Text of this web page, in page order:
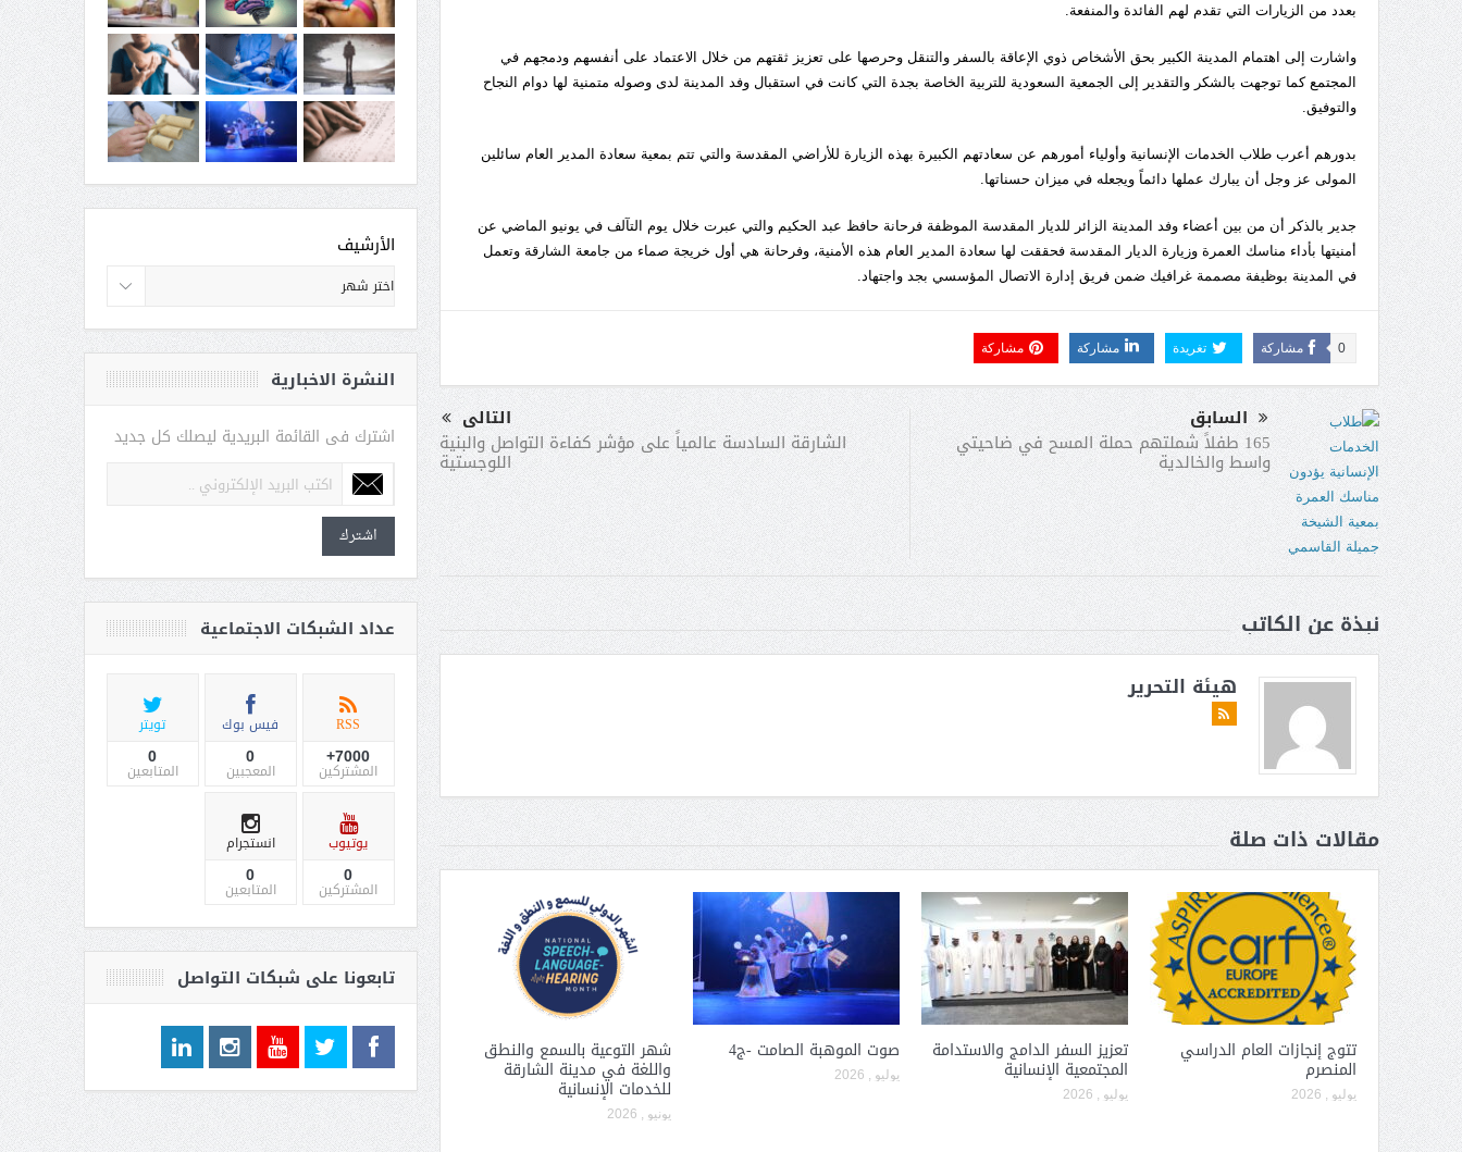
بعدد من الزيارات التي تقدم لهم الفائدة والمنفعة.
واشارت إلى اهتمام المدينة الكبير بحق الأشخاص ذوي الإعاقة بالسفر والتنقل وحرصها على تعزيز ثقتهم من خلال الاعتماد على أنفسهم ودمجهم في
المجتمع كما توجهت بالشكر والتقدير إلى الجمعية السعودية للتربية الخاصة بجدة التي كانت في استقبال وفد المدينة لدى وصوله متمنية لها دوام النجاح
والتوفيق.
بدورهم أعرب طلاب الخدمات الإنسانية وأولياء أمورهم عن سعادتهم الكبيرة بهذه الزيارة للأراضي المقدسة والتي تتم بمعية سعادة المدير العام سائلين
المولى عز وجل أن يبارك عملها دائماً ويجعله في ميزان حسناتها.
جدير بالذكر أن من بين أعضاء وفد المدينة الزائر للديار المقدسة الموظفة فرحانة حافظ عبد الحكيم والتي عبرت خلال يوم التآلف في يونيو الماضي عن
أمنيتها بأداء مناسك العمرة وزيارة الديار المقدسة فحققت لها سعادة المدير العام هذه الأمنية، وفرحانة هي أول خريجة صماء من جامعة الشارقة وتعمل
في المدينة بوظيفة مصممة غرافيك ضمن فريق إدارة الاتصال المؤسسي بجد واجتهاد.
مشاركة 0 تغريدة مشاركة مشاركة
السابق
165 طفلاً شملتهم حملة المسح في ضاحيتي
واسط والخالدية
التالى
الشارقة السادسة عالمياً على مؤشر كفاءة التواصل والبنية
اللوجستية
نبذة عن الكاتب
هيئة التحرير
مقالات ذات صلة
تتوج إنجازات العام الدراسي
المنصرم
يوليو , 2026
تعزيز السفر الدامج والاستدامة
المجتمعية الإنسانية
يوليو , 2026
صوت الموهبة الصامت -ج4
يوليو , 2026
شهر التوعية بالسمع والنطق
واللغة في مدينة الشارقة
للخدمات الإنسانية
يونيو , 2026
الأرشيف
النشرة الاخبارية
اشترك فى القائمة البريدية ليصلك كل جديد
اشترك
عداد الشبكات الاجتماعية
RSS
7000+
المشتركين
فيس بوك
0
المعجبين
تويتر
0
المتابعين
يوتيوب
0
المشتركين
انستجرام
0
المتابعين
تابعونا على شبكات التواصل